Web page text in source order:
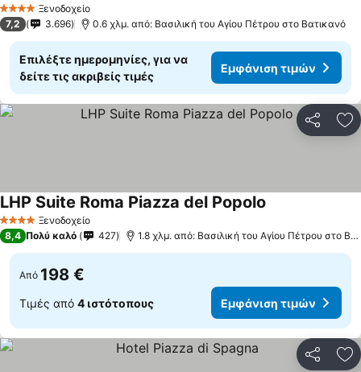
4 ΑστέριαΞενοδοχείο
7,2 3.696 0.6 χλμ. από: Βασιλική του Αγίου Πέτρου στο Βατικανό
Επιλέξτε ημερομηνίες, για να
δείτε τις ακριβείς τιμές
Εμφάνιση τιμών
4 ΑστέριαΞενοδοχείο
LHP Suite Roma Piazza del Popolo
8,4 Πολύ καλό 427 1.8 χλμ. από: Βασιλική του Αγίου Πέτρου στο
Από 198 €
Τιμές από 4 ιστότοπους Εμφάνιση τιμών